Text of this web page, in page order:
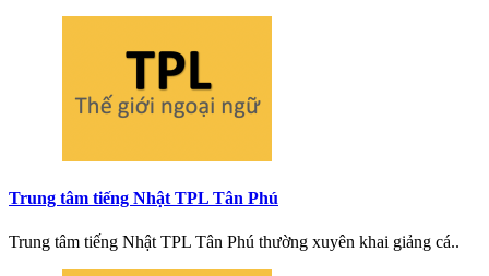
Trung tâm tiếng Nhật TPL Tân Phú
Trung tâm tiếng Nhật TPL Tân Phú thường xuyên khai giảng cá..